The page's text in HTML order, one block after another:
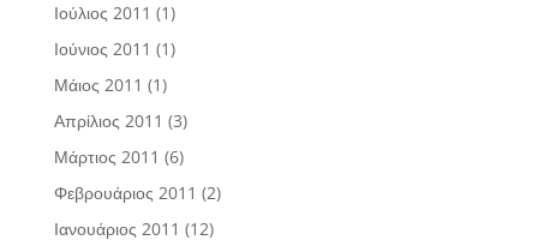
Ιούλιος 2011 (1)
Ιούνιος 2011 (1)
Μάιος 2011 (1)
Απρίλιος 2011 (3)
Μάρτιος 2011 (6)
Φεβρουάριος 2011 (2)
Ιανουάριος 2011 (12)